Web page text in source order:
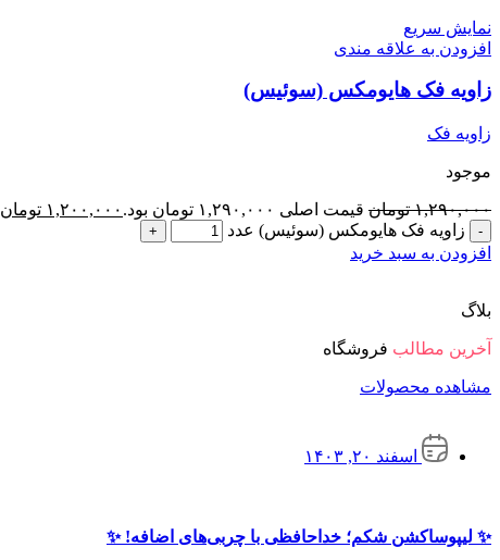
نمایش سریع
افزودن به علاقه مندی
زاویه فک هایومکس (سوئیس)
زاویه فک
موجود
۱,۲۹۰,۰۰۰ تومان قیمت اصلی ۱,۲۹۰,۰۰۰ تومان بود. ۱,۲۰۰,۰۰۰ تومان
زاویه فک هایومکس (سوئیس) عدد
افزودن به سبد خرید
بلاگ
آخرین مطالب فروشگاه
مشاهده محصولات
اسفند ۲۰, ۱۴۰۳
✨ لیپوساکشن شکم؛ خداحافظی با چربی‌های اضافه! ✨